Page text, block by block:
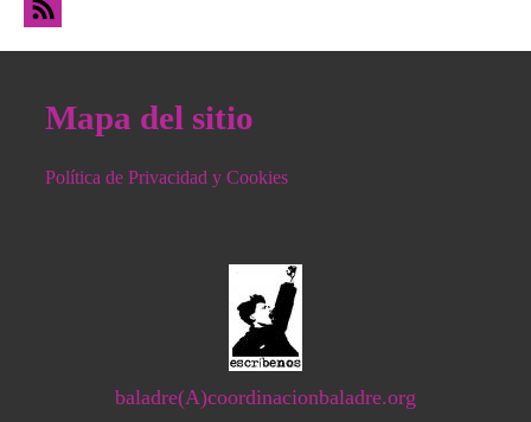
Mapa del sitio
Política de Privacidad y Cookies
baladre(A)coordinacionbaladre.org